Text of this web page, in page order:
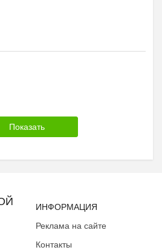
ИНФОРМАЦИЯ
Реклама на сайте
Контакты